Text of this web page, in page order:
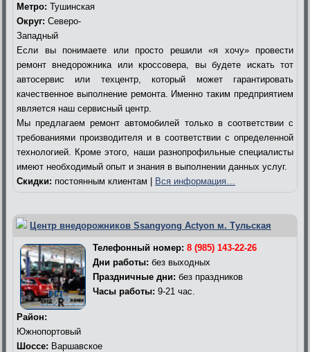
Метро: Тушинская
Округ: Северо-
Западный
Если вы понимаете или просто решили «я хочу» провести
ремонт внедорожника или кроссовера, вы будете искать тот
автосервис или техцентр, который может гарантировать
качественное выполнение ремонта. Именно таким предприятием
является наш сервисный центр.
Мы предлагаем ремонт автомобилей только в соответствии с
требованиями производителя и в соответствии с определенной
технологией. Кроме этого, наши разнопрофильные специалисты
имеют необходимый опыт и знания в выполнении данных услуг.
Скидки: постоянным клиентам | Вся информация…
Центр внедорожников Ssangyong Actyon м. Тульская
Телефонный номер: 8 (985) 143-22-26
Дни работы: без выходных
Праздничные дни: без праздников
Часы работы: 9-21 час.
Район:
Южнопортовый
Шоссе: Варшавское